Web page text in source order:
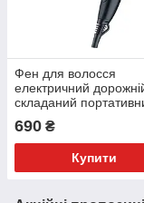
Фен для волосся
електричний
складаний
690 ₴
Купити